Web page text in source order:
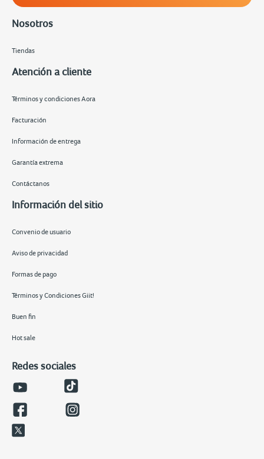
Nosotros
Tiendas
Atención a cliente
Términos y condiciones Aora
Facturación
Información de entrega
Garantía extrema
Contáctanos
Información del sitio
Convenio de usuario
Aviso de privacidad
Formas de pago
Términos y Condiciones Giit!
Buen fin
Hot sale
Redes sociales